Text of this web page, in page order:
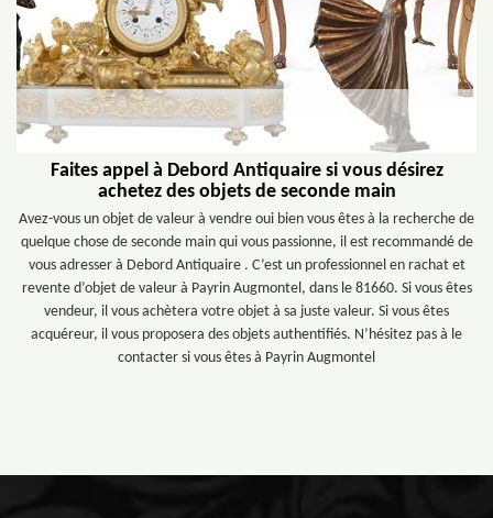
Faites appel à Debord Antiquaire si vous désirez
achetez des objets de seconde main
Avez-vous un objet de valeur à vendre oui bien vous êtes à la recherche de
quelque chose de seconde main qui vous passionne, il est recommandé de
vous adresser à Debord Antiquaire . C’est un professionnel en rachat et
revente d’objet de valeur à Payrin Augmontel, dans le 81660. Si vous êtes
vendeur, il vous achètera votre objet à sa juste valeur. Si vous êtes
acquéreur, il vous proposera des objets authentifiés. N’hésitez pas à le
contacter si vous êtes à Payrin Augmontel